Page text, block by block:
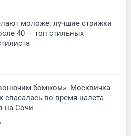
моложе: лучшие стрижки
40 — топ стильных
вонючим бомжом». Москвичка
спасалась во время налета
на Сочи